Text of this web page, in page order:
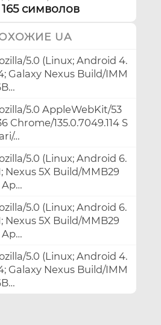
165 символов
UA
5.0 (Linux; Android 4.
Galaxy Nexus Build/IMM
5.0 AppleWebKit/53
Chrome/135.0.7049.114 S
…
5.0 (Linux; Android 6.
Nexus 5X Build/MMB29
Ap…
5.0 (Linux; Android 6.
Nexus 5X Build/MMB29
Ap…
5.0 (Linux; Android 4.
Galaxy Nexus Build/IMM